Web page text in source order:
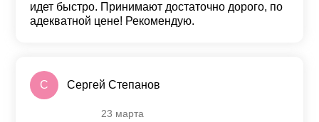
идет быстро. Принимают достаточно дорого, по
адекватной цене! Рекомендую.
С Сергей Степанов
23 марта